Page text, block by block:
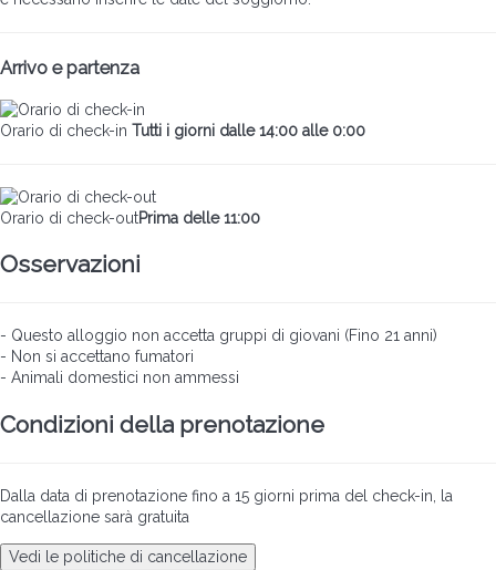
Arrivo e partenza
Orario di check-in Tutti i giorni dalle 14:00 alle 0:00
Orario di check-outPrima delle 11:00
Osservazioni
- Questo alloggio non accetta gruppi di giovani (Fino 21 anni)
- Non si accettano fumatori
- Animali domestici non ammessi
Condizioni della prenotazione
Dalla data di prenotazione fino a 15 giorni prima del check-in, la
cancellazione sarà gratuita
Vedi le politiche di cancellazione